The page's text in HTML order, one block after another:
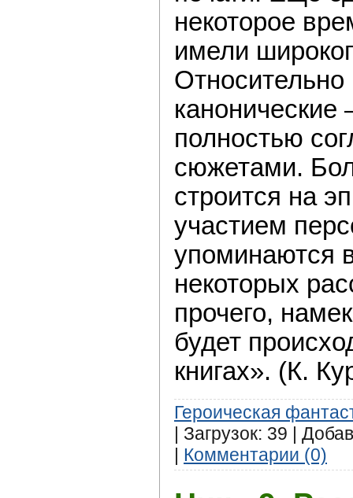
некоторое
имели
канонические
полностью
сюжетами.
строится на
участием
упоминаются
некоторых
прочего,
будет
книгах». (К.
Героическая
| Загрузок: 39 |
| Комментарии (0)